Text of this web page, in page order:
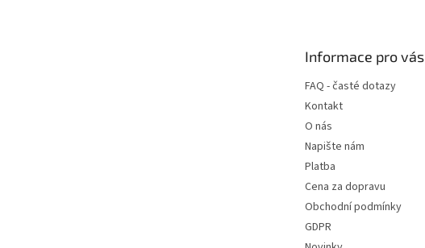
Informace pro vás
FAQ - časté dotazy
Kontakt
O nás
Napište nám
Platba
Cena za dopravu
Obchodní podmínky
GDPR